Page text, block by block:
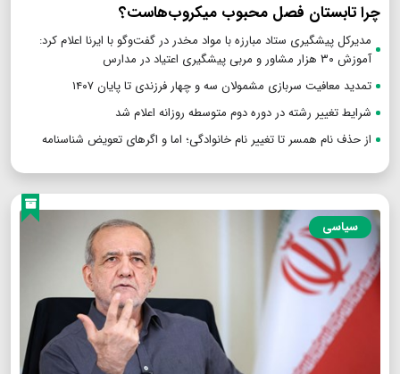
چرا تابستان فصل محبوب میکروب‌هاست؟
مدیرکل پیشگیری ستاد مبارزه با مواد مخدر در گفت‌وگو با ایرنا اعلام کرد:
آموزش ۳۰ هزار مشاور و مربی پیشگیری اعتیاد در مدارس
تمدید معافیت سربازی مشمولان سه و چهار فرزندی تا پایان ۱۴۰۷
شرایط تغییر رشته در دوره دوم متوسطه روزانه اعلام شد
از حذف نام همسر تا تغییر نام خانوادگی؛ اما و اگرهای تعویض شناسنامه
سیاسی